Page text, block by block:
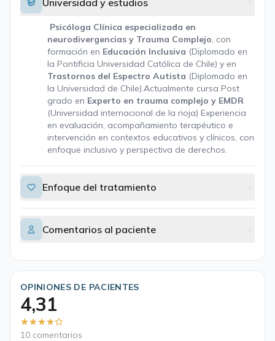
Universidad y estudios
Psicóloga Clínica especializada en
neurodivergencias y Trauma Complejo, con
formación en Educación Inclusiva (Diplomado en
la Pontificia Universidad Católica de Chile) y en
Trastornos del Espectro Autista (Diplomado en
la Universidad de Chile).Actualmente cursa Post
grado en Experto en trauma complejo y EMDR
(Universidad internacional de la rioja) Experiencia
en evaluación, acompañamiento terapéutico e
intervención en contextos educativos y clínicos, con
enfoque inclusivo y perspectiva de derechos.
Enfoque del tratamiento
Comentarios al paciente
OPINIONES DE PACIENTES
4,31
10 comentarios